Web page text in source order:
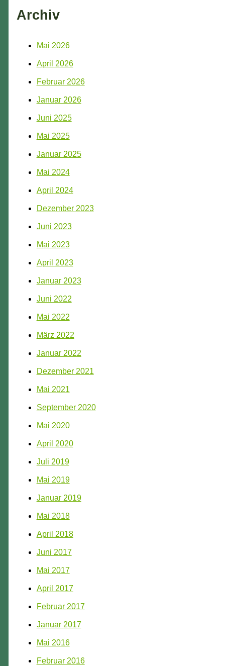
Archiv
Mai 2026
April 2026
Februar 2026
Januar 2026
Juni 2025
Mai 2025
Januar 2025
Mai 2024
April 2024
Dezember 2023
Juni 2023
Mai 2023
April 2023
Januar 2023
Juni 2022
Mai 2022
März 2022
Januar 2022
Dezember 2021
Mai 2021
September 2020
Mai 2020
April 2020
Juli 2019
Mai 2019
Januar 2019
Mai 2018
April 2018
Juni 2017
Mai 2017
April 2017
Februar 2017
Januar 2017
Mai 2016
Februar 2016